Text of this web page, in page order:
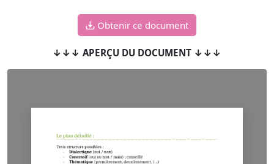
Obtenir ce document
↓↓↓ APERÇU DU DOCUMENT ↓↓↓